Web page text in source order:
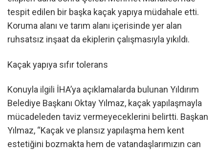
tespit edilen bir başka kaçak yapıya müdahale etti.
Koruma alanı ve tarım alanı içerisinde yer alan
ruhsatsız inşaat da ekiplerin çalışmasıyla yıkıldı.
Kaçak yapıya sıfır tolerans
Konuyla ilgili İHA’ya açıklamalarda bulunan Yıldırım
Belediye Başkanı Oktay Yılmaz, kaçak yapılaşmayla
mücadeleden taviz vermeyeceklerini belirtti. Başkan
Yılmaz, “Kaçak ve plansız yapılaşma hem kent
estetiğini bozmakta hem de vatandaşlarımızın can